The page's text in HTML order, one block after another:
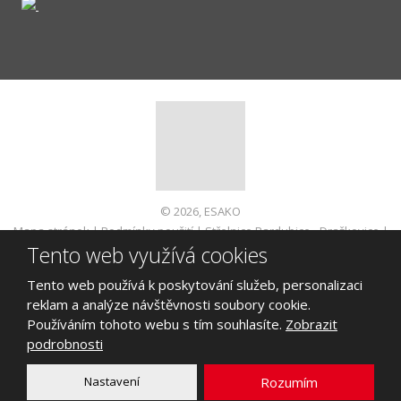
© 2026, ESAKO
Mapa stránek|Podmínky použití|Střelnice Pardubice - Dražkovice|
Informace pro spotřebitele
VYROBILA
Tento web je chráněn pomocí Google ReCAPTCHA a platí pro něj
zásady ochrany osobních údajů a smluvní podmínky
Tento web využívá cookies
Tento web používá k poskytování služeb, personalizaci
reklam a analýze návštěvnosti soubory cookie.
Používáním tohoto webu s tím souhlasíte. Zobrazit
podrobnosti
Nastavení Rozumím